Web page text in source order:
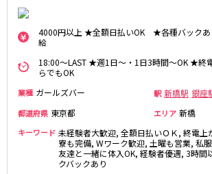
4000円以上 ★全額日払いOK ★各種バック
給
18:00～LAST ★週1日～・1日3時間～OK ★終
らでもOK
業種 ガールズバー 駅 新橋駅 銀座
都道府県 東京都 エリア 新橋
キーワード 未経験者大歓迎, 全額日払いＯＫ, 終電上
寮も完備, Wワーク歓迎, 土曜も営業, 私
友達と一緒に体入OK, 経験者優遇, 3時間
クバックあり
上大岡駅
大森海岸駅
平和島駅
京王井の頭線
吉祥寺駅
渋谷駅
神泉駅
下北沢駅
井の頭公園駅
明大前駅
池ノ上駅